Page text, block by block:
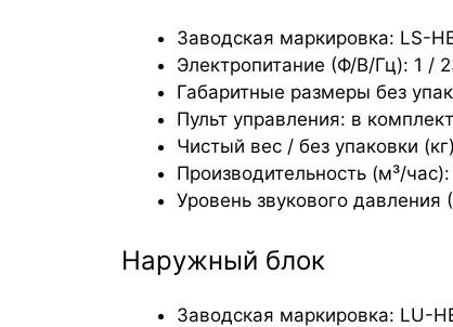
Заводская маркировка: LS-
Электропитание (Ф/В/Гц): 1 /
Габаритные размеры без
Пульт управления: в
Чистый вес / без упаковки
Производительность (м³/
Уровень звукового
Наружный блок
Заводская маркировка: LU-